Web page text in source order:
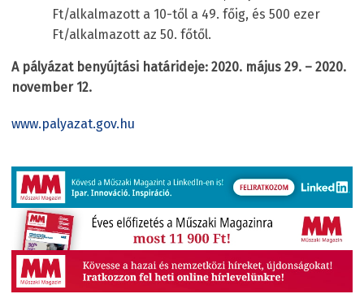
Ft/alkalmazott a 10-től a 49. főig, és 500 ezer
Ft/alkalmazott az 50. főtől.
A pályázat benyújtási határideje: 2020. május 29. – 2020.
november 12.
www.palyazat.gov.hu